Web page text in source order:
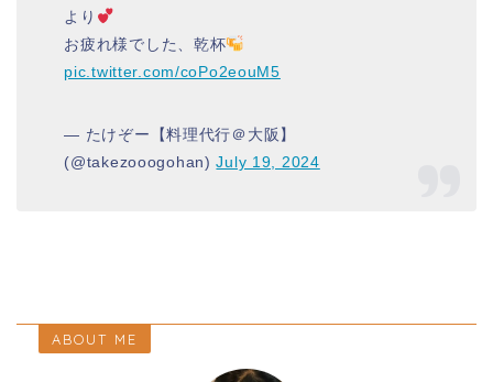
より
お疲れ様でした、乾杯
pic.twitter.com/coPo2eouM5
— たけぞー【料理代行＠大阪】
(@takezooogohan)July 19, 2024
ABOUT ME